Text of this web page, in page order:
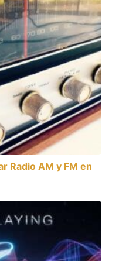
Radio AM y FM en